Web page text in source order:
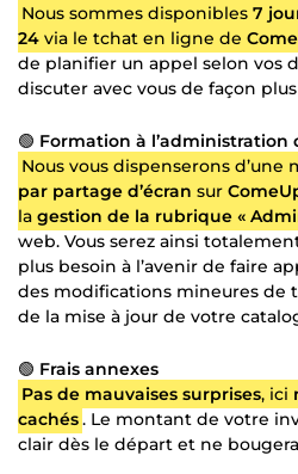
Nous sommes disponibles 7
24 via le tchat en ligne de
de planifier un appel selon vos
discuter avec vous de façon
🟢 Formation à l’administration
Nous vous dispenserons d’une
par partage d’écran sur
la gestion de la rubrique «
web. Vous serez ainsi
plus besoin à l’avenir de faire
des modifications mineures de
de la mise à jour de votre
🟢 Frais annexes
Pas de mauvaises surprises, ici
cachés. Le montant de votre
clair dès le départ et ne